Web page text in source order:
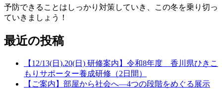
予防できることはしっかり対策していき、この冬を乗り切っ
ていきましょう！
最近の投稿
【12/13(日).20(日) 研修案内】令和8年度 香川県ひきこ
もりサポーター養成研修（2日間）
【ご案内】部屋から社会へ―4つの段階をめぐる展示